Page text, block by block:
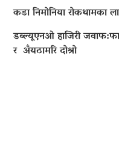
कडा निमोनिया रोकथामका
डब्ल्यूएनओ हाजिरी
र अँयठामरि दोश्रो